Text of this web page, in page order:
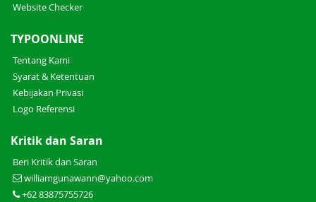
Website Checker
TYPOONLINE
Tentang Kami
Syarat & Ketentuan
Kebijakan Privasi
Logo Referensi
Kritik dan Saran
Beri Kritik dan Saran
williamgunawann@yahoo.com
+62 83875755726